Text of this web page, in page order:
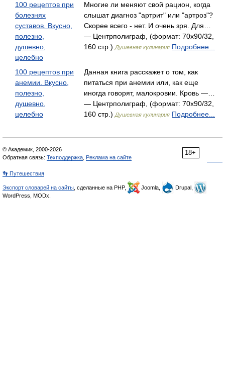
100 рецептов при
болезнях
суставов. Вкусно,
полезно,
душевно,
целебно
Многие ли меняют свой рацион, когда
слышат диагноз "артрит" или "артроз"?
Скорее всего - нет. И очень зря. Для…
— Центрполиграф, (формат: 70x90/32,
160 стр.) Душевная кулинария Подробнее...
100 рецептов при
анемии. Вкусно,
полезно,
душевно,
целебно
Данная книга расскажет о том, как
питаться при анемии или, как еще
иногда говорят, малокровии. Кровь —…
— Центрполиграф, (формат: 70x90/32,
160 стр.) Душевная кулинария Подробнее...
18+
© Академик, 2000-2026
Обратная связь: Техподдержка Реклама на сайте
👣 Путешествия
Экспорт словарей на сайты , сделанные на PHP, Joomla,
Drupal,
WordPress, MODx.